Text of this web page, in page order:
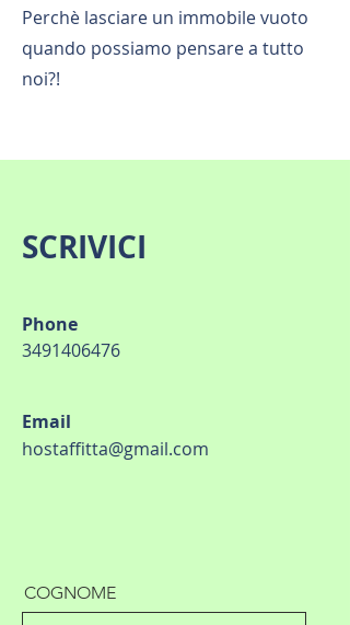
Perchè lasciare un immobile vuoto
quando possiamo pensare a tutto
noi?!
SCRIVICI
Phone
3491406476
Email
hostaffitta@gmail.com
COGNOME